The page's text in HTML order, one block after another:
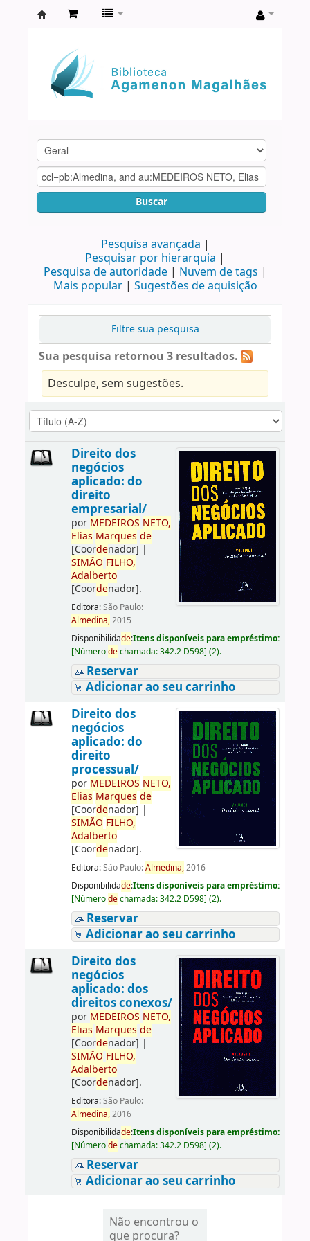
Agamenon
Magalhães
Buscar
Pesquisa avançada
Pesquisar por hierarquia
Pesquisa de autoridade
Nuvem de tags
Mais popular
Sugestões de aquisição
Filtre sua pesquisa
Sua pesquisa retornou 3 resultados.
Desculpe, sem sugestões.
Direito dos
negócios
aplicado: do
direito
empresarial/
por MEDEIROS NETO,
Elias Marques de
[Coordenador] |
SIMÃO FILHO,
Adalberto
[Coordenador].
Editora:São Paulo:
Almedina,2015
Disponibilidade:Itens disponíveis para empréstimo:
[Númerodechamada:342.2 D598] (2).
Reservar
Adicionar ao seu carrinho
Direito dos
negócios
aplicado: do
direito
processual/
por MEDEIROS NETO,
Elias Marques de
[Coordenador] |
SIMÃO FILHO,
Adalberto
[Coordenador].
Editora:São Paulo:Almedina,2016
Disponibilidade:Itens disponíveis para empréstimo:
[Númerodechamada:342.2 D598] (2).
Reservar
Adicionar ao seu carrinho
Direito dos
negócios
aplicado: dos
direitos conexos/
por MEDEIROS NETO,
Elias Marques de
[Coordenador] |
SIMÃO FILHO,
Adalberto
[Coordenador].
Editora:São Paulo:
Almedina,2016
Disponibilidade:Itens disponíveis para empréstimo:
[Númerodechamada:342.2 D598] (2).
Reservar
Adicionar ao seu carrinho
Não encontrou o
que procura?